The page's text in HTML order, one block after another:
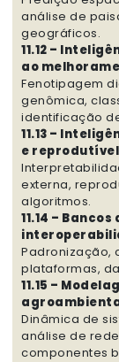
análise de
geográficos.
11.12 –
ao
Fenotipagem
genômica,
identificação
11.13 –
e reprodutível
externa,
algoritmos.
11.14 –
Padronização,
plataformas,
11.15 –
Dinâmica de
análise de
componentes